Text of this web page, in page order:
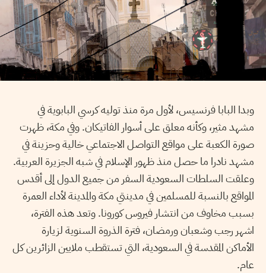
وبدا البابا فرنسيس، لأول مرة منذ توليه كرسي البابوية في
مشهد مثير، وكأنه معلق على أسوار الفاتيكان. وفي مكة، ظهرت
صورة الكعبة على مواقع التواصل الاجتماعي خالية وحزينة في
مشهد نادرا ما حصل منذ ظهور الإسلام في شبه الجزيرة العربية.
وعلقت السلطات السعودية السفر من جميع الدول إلى أقدس
المواقع بالنسبة للمسلمين في مدينتي مكة والمدينة لأداء العمرة
بسبب مخاوف من انتشار فيروس كورونا. وتعد هذه الفترة،
اشهر رجب وشعبان ورمضان، فترة الذروة السنوية لزيارة
الأماكن المقدسة في السعودية، التي تستقطب ملايين الزائرين كل
عام.